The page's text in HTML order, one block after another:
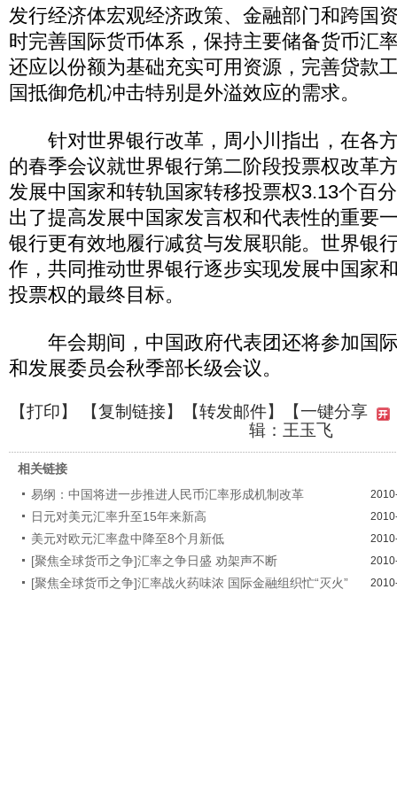
发行经济体宏观经济政策、金融部门和跨国
时完善国际货币体系，保持主要储备货币汇
还应以份额为基础充实可用资源，完善贷款
国抵御危机冲击特别是外溢效应的需求。
针对世界银行改革，周小川指出，在各
的春季会议就世界银行第二阶段投票权改
发展中国家和转轨国家转移投票权3.13个
出了提高发展中国家发言权和代表性的重要
银行更有效地履行减贫与发展职能。世界银
作，共同推动世界银行逐步实现发展中国家
投票权的最终目标。
年会期间，中国政府代表团还将参加国
和发展委员会秋季部长级会议。
【打印】 【复制链接】【转发邮件】
【一键分享
辑：王玉飞
相关链接
易纲：中国将进一步推进人民币汇率形成机制改革
日元对美元汇率升至15年来新高
美元对欧元汇率盘中降至8个月新低
[聚焦全球货币之争]汇率之争日盛 劝架声不断
[聚焦全球货币之争]汇率战火药味浓 国际金融组织忙“灭火”